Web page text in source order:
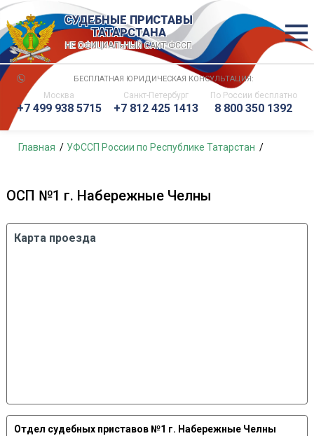
СУДЕБНЫЕ ПРИСТАВЫ
ТАТАРСТАНА
НЕ ОФИЦИАЛЬНЫЙ САЙТ ФССП
БЕСПЛАТНАЯ ЮРИДИЧЕСКАЯ КОНСУЛЬТАЦИЯ:
Москва
+7 499 938 5715
Санкт-Петербург
+7 812 425 1413
По России бесплатно
8 800 350 1392
Главная УФССП России по Республике Татарстан
ОСП №1 г. Набережные Челны
Карта проезда
Отдел судебных приставов №1 г. Набережные Челны